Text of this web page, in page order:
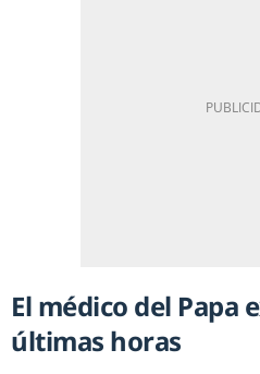
El médico del Papa
últimas horas